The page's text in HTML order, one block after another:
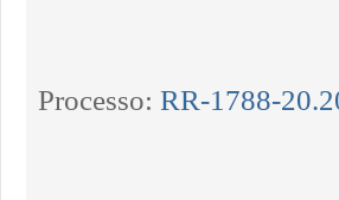
Processo: RR-1788-